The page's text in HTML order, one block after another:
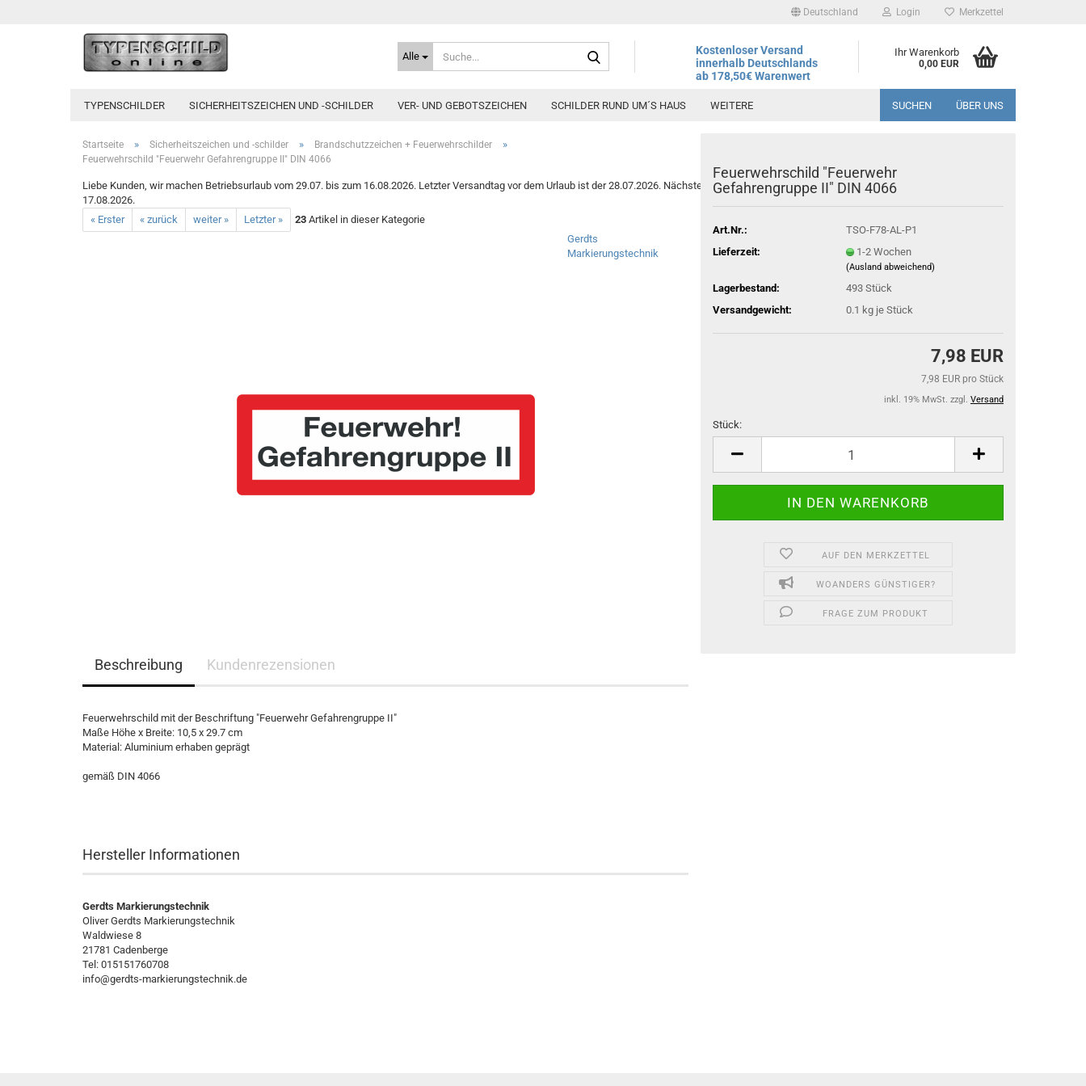
Deutschland Login Merkzettel
Alle
Kostenloser Versand
innerhalb Deutschlands
ab 178,50€ Warenwert
Ihr Warenkorb
0,00 EUR
TYPENSCHILDER SICHERHEITSZEICHEN UND -SCHILDER VER- UND GEBOTSZEICHEN SCHILDER RUND UM´S HAUS SUCHEN ÜBER UNS
WEITERE
Startseite » Sicherheitszeichen und -schilder » Brandschutzzeichen + Feuerwehrschilder »
Feuerwehrschild "Feuerwehr Gefahrengruppe II" DIN 4066
Liebe Kunden, wir machen Betriebsurlaub vom 29.07. bis zum 16.08.2026. Letzter Versandtag vor dem Urlaub ist der 28.07.2026. Nächster Versandtag ist der 06.08.2026, regulärer Betrieb wieder ab dem
17.08.2026.
« Erster
« zurück weiter » Letzter » 23 Artikel in dieser Kategorie
Gerdts
Markierungstechnik
Feuerwehrschild "Feuerwehr
Gefahrengruppe II" DIN 4066
Art.Nr.:
TSO-F78-AL-P1
Lieferzeit:
1-2 Wochen
(Ausland abweichend)
Lagerbestand: 493 Stück
Versandgewicht:
0.1 kg je Stück
7,98 EUR
7,98 EUR pro Stück
inkl. 19% MwSt. zzgl. Versand
Stück:
Stück
AUF DEN MERKZETTEL
WOANDERS GÜNSTIGER?
FRAGE ZUM PRODUKT
Beschreibung Kundenrezensionen
Feuerwehrschild mit der Beschriftung "Feuerwehr Gefahrengruppe II"
Maße Höhe x Breite: 10,5 x 29.7 cm
Material: Aluminium erhaben geprägt
gemäß DIN 4066
Hersteller Informationen
Gerdts Markierungstechnik
Oliver Gerdts Markierungstechnik
Waldwiese 8
21781 Cadenberge
Tel: 015151760708
info@gerdts-markierungstechnik.de